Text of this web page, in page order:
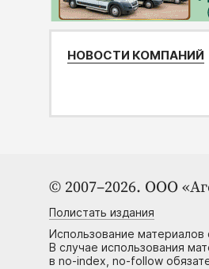
НОВОСТИ КОМПАНИЙ
© 2007–2026. ООО
Полистать издания
Использование
В случае использования
в no-index, no-follow